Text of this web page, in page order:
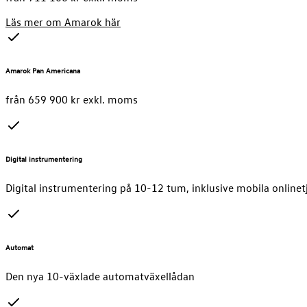
Läs mer om Amarok här
Amarok Pan Americana
från 659 900 kr exkl. moms
Digital instrumentering
Digital instrumentering på 10-12 tum, inklusive mobila
Automat
Den nya 10-växlade automatväxellådan